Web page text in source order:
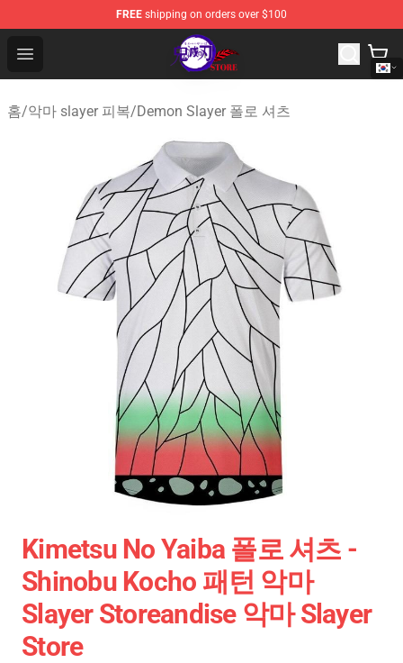
FREE shipping on orders over $100
Open menu
Kimetsu no Yaiba Store - Official Kimetsu no Yaiba
홈/악마 slayer 피복/Demon Slayer 폴로 셔츠
Kimetsu No Yaiba 폴로 셔츠 -
Shinobu Kocho 패턴 악마
Slayer Storeandise 악마 Slayer
Store